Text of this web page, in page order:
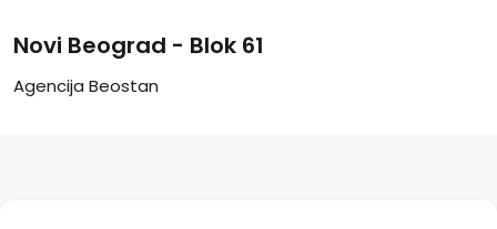
Novi Beograd - Blok 61
Agencija Beostan